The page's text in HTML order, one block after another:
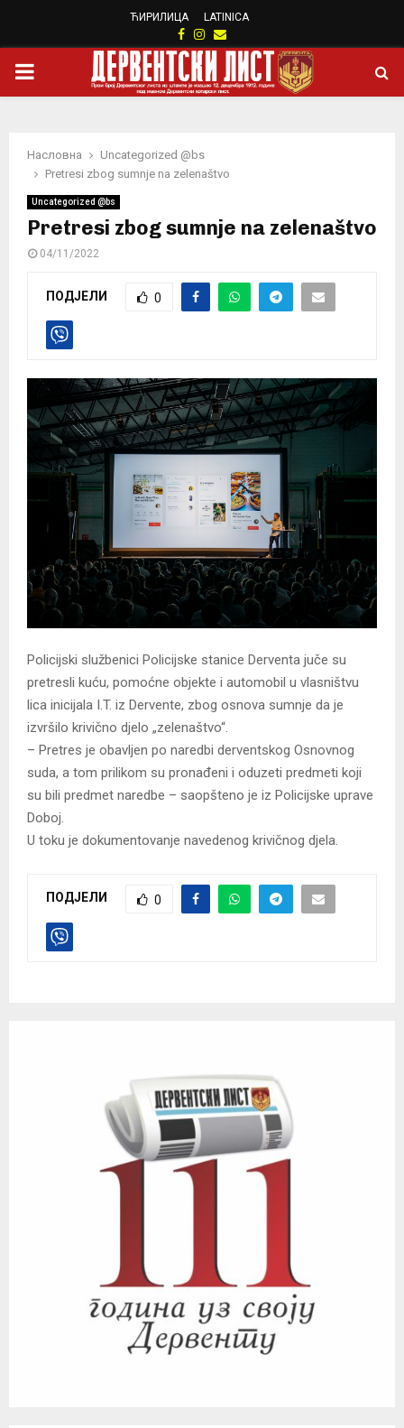
ЋИРИЛИЦА LATINICA
Facebook
Instagram
Email
PRIMARY
Насловна
Uncategorized @bs
Pretresi zbog sumnje na zelenaštvo
Uncategorized @bs
Pretresi zbog sumnje na zelenaštvo
04/11/2022
ПОДЈЕЛИ 0
Policijski službenici Policijske stanice Derventa juče su
pretresli kuću, pomoćne objekte i automobil u vlasništvu
lica inicijala I.T. iz Dervente, zbog osnova sumnje da je
izvršilo krivično djelo „zelenaštvo“.
– Pretres je obavljen po naredbi derventskog Osnovnog
suda, a tom prilikom su pronađeni i oduzeti predmeti koji
su bili predmet naredbe – saopšteno je iz Policijske uprave
Doboj.
U toku je dokumentovanje navedenog krivičnog djela.
ПОДЈЕЛИ 0